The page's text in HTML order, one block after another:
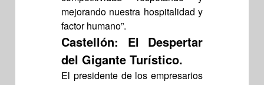
mejorando nuestra hospitalidad y
factor humano”.
Castellón: El Despertar
del Gigante Turístico.
El presidente de los empresarios